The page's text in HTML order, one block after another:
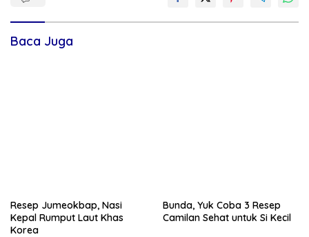
Baca Juga
Resep Jumeokbap, Nasi
Kepal Rumput Laut Khas
Korea
Bunda, Yuk Coba 3 Resep
Camilan Sehat untuk Si Kecil